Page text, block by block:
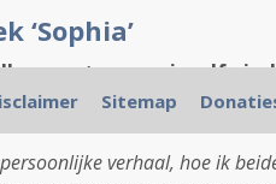
‘Sophia’
opstaan en jezelf
persoonlijke
verhaal, hoe ik
Sitemap